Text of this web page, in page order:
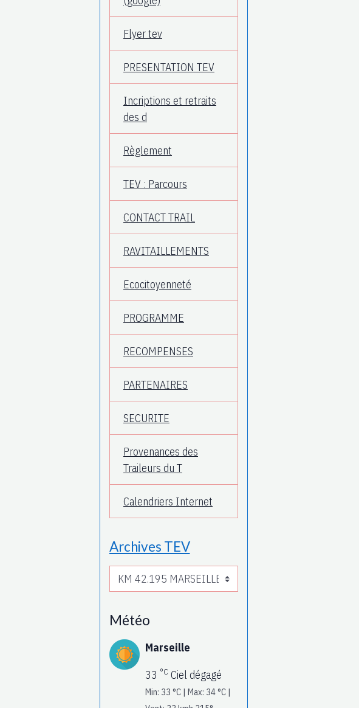
Flyer tev
PRESENTATION TEV
Incriptions et retraits
des d
Règlement
TEV : Parcours
CONTACT TRAIL
RAVITAILLEMENTS
Ecocitoyenneté
PROGRAMME
RECOMPENSES
PARTENAIRES
SECURITE
Provenances des
Traileurs du T
Calendriers Internet
Archives TEV
Météo
Marseille
33 °C Ciel dégagé
Min: 33 °C | Max: 34 °C |